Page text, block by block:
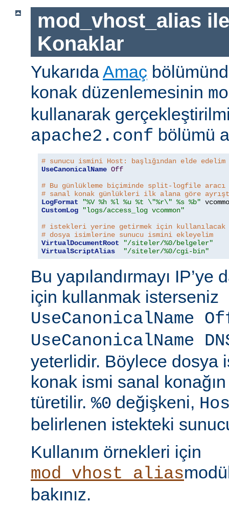
mod_vhost_alias
Konaklar
YukarıdaAmaç
konak düzenlemesinin
kullanarak
apache2.conf bölümü
# sunucu ismini Host: başlığından elde edelim
UseCanonicalName Off
# Bu günlükleme biçiminde split-logfile aracı
# sanal konak günlükleri ilk alana göre
LogFormat
"%V %h %l %u %t \"%r\" %s %b"
CustomLog
"logs/access_log vcommon"
# istekleri yerine getirmek için kullanılacak
# dosya isimlerine sunucu ismini ekleyelim
VirtualDocumentRoot
"/siteler/%0/belgeler"
VirtualScriptAlias
"/siteler/%0/cgi-bin"
Bu yapılandırmayı IP’ye
için kullanmak isterseniz
UseCanonicalName
UseCanonicalName
yeterlidir. Böylece dosya
konak ismi sanal
türetilir. %0 değişkeni,
belirlenen istekteki
Kullanım örnekleri için
mod_vhost_alias
bakınız.